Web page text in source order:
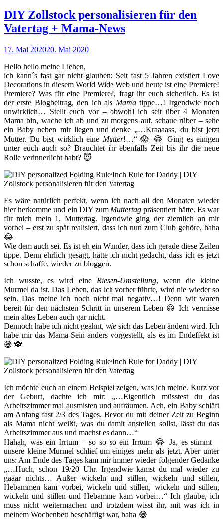
DIY Zollstock personalisieren für den
Vatertag + Mama-News
17. Mai 202020. Mai 2020
Hello hello meine Lieben,
ich kann´s fast gar nicht glauben: Seit fast 5 Jahren existiert Love
Decorations in diesem World Wide Web und heute ist eine Premiere!
Premiere? Was für eine Premiere?, fragt ihr euch sicherlich. Es ist
der erste Blogbeitrag, den ich als Mamatippe…! Irgendwie noch
unwirklich… Stellt euch vor – obwohl ich seit über 4 Monaten
Mama bin, wache ich ab und zu morgens auf, schaue rüber – sehe
ein Baby neben mir liegen und denke „…Kraaaass, du bist jetzt
Mutter. Du bist wirklich eine Mutter!…“ 😱 😂 Ging es einigen
unter euch auch so? Brauchtet ihr ebenfalls Zeit bis ihr die neue
Rolle verinnerlicht habt? 😇
Es wäre natürlich perfekt, wenn ich nach all den Monaten wieder
hier herkomme und ein DIY zum Muttertag präsentiert hätte. Es war
für mich mein 1. Muttertag. Irgendwie ging der ziemlich an mir
vorbei – erst zu spät realisiert, dass ich nun zum Club gehöre, haha
😂
Wie dem auch sei. Es ist eh ein Wunder, dass ich gerade diese Zeilen
tippe. Denn ehrlich gesagt, hätte ich nicht gedacht, dass ich es jetzt
schon schaffe, wieder zu bloggen.
Ich wusste, es wird eine Riesen-Umstellung, wenn die kleine
Murmel da ist. Das Leben, das ich vorher führte, wird nie wieder so
sein. Das meine ich noch nicht mal negativ…! Denn wir waren
bereit für den nächsten Schritt in unserem Leben 😃 Ich vermisse
mein altes Leben auch gar nicht.
Dennoch habe ich nicht geahnt, wie sich das Leben ändern wird. Ich
habe mir das Mama-Sein anders vorgestellt, als es im Endeffekt ist
😅 🙈
Ich möchte euch an einem Beispiel zeigen, was ich meine. Kurz vor
der Geburt, dachte ich mir: „…Eigentlich müsstest du das
Arbeitszimmer mal ausmisten und aufräumen. Ach, ein Baby schläft
am Anfang fast 2/3 des Tages. Bevor du mit deiner Zeit zu Beginn
als Mama nicht weißt, was du damit anstellen sollst, lässt du das
Arbeitszimmer aus und machst es dann…“
Hahah, was ein Irrtum – so so so ein Irrtum 😂 Ja, es stimmt –
unsere kleine Murmel schlief um einiges mehr als jetzt. Aber unter
uns: Am Ende des Tages kam mir immer wieder folgender Gedanke
„…Huch, schon 19/20 Uhr. Irgendwie kamst du mal wieder zu
gaaar nichts… Außer wickeln und stillen, wickeln und stillen,
Hebammen kam vorbei, wickeln und stillen, wickeln und stillen,
wickeln und stillen und Hebamme kam vorbei…“ Ich glaube, ich
muss nicht weitermachen und trotzdem wisst ihr, mit was ich in
meinem Wochenbett beschäftigt war, haha 😂